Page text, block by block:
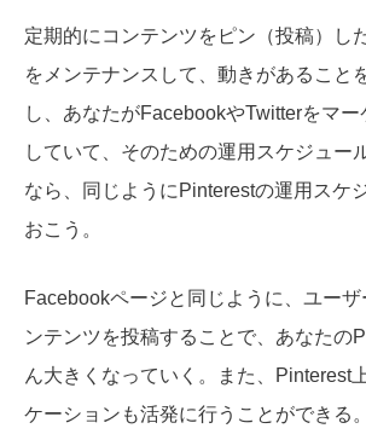
定期的にコンテンツをピン（投稿）し
をメンテナンスして、動きがあること
し、あなたがFacebookやTwitterをマー
していて、そのための運用スケジュー
なら、同じようにPinterestの運用スケ
おこう。
Facebookページと同じように、ユーザ
ンテンツを投稿することで、あなたの
ん大きくなっていく。また、Pinterest
ケーションも活発に行うことができる